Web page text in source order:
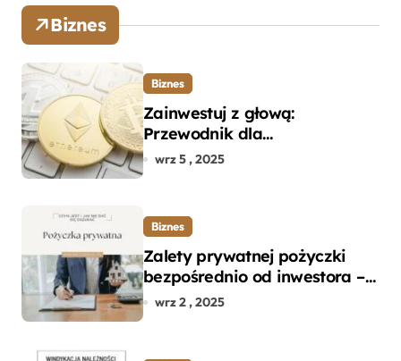
Biznes
Biznes
Zainwestuj z głową:
Przewodnik dla
początkujących w zakupie
wrz 5 , 2025
Biznes
Zalety prywatnej pożyczki
bezpośrednio od inwestora –
dlaczego warto?
wrz 2 , 2025